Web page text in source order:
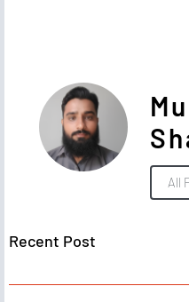
All
Recent Post